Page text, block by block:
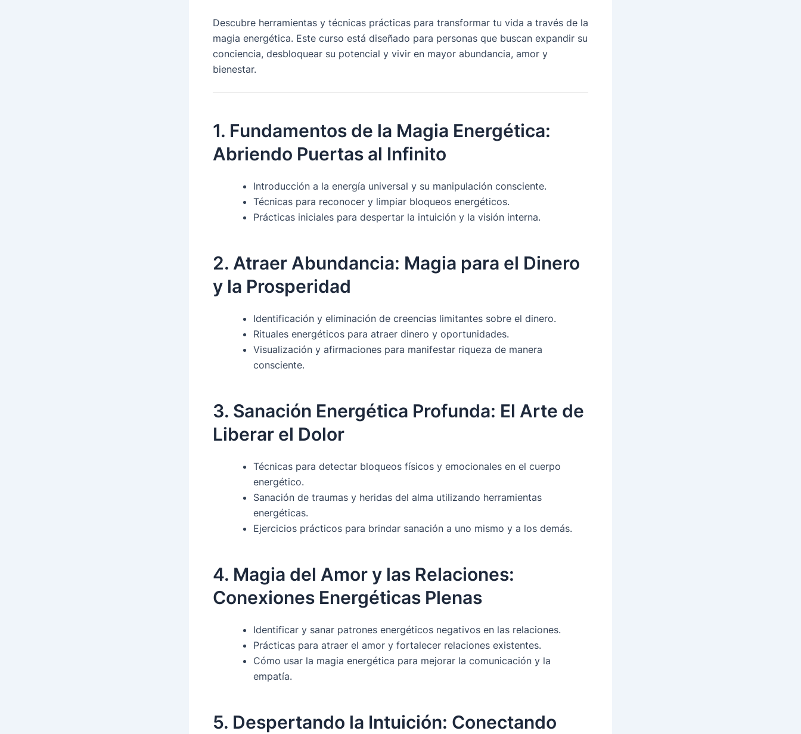
Descubre herramientas y técnicas prácticas para transformar tu vida a través de la
magia energética. Este curso está diseñado para personas que buscan expandir su
conciencia, desbloquear su potencial y vivir en mayor abundancia, amor y
bienestar.
1. Fundamentos de la Magia Energética:
Abriendo Puertas al Infinito
Introducción a la energía universal y su manipulación consciente.
Técnicas para reconocer y limpiar bloqueos energéticos.
Prácticas iniciales para despertar la intuición y la visión interna.
2. Atraer Abundancia: Magia para el Dinero
y la Prosperidad
Identificación y eliminación de creencias limitantes sobre el dinero.
Rituales energéticos para atraer dinero y oportunidades.
Visualización y afirmaciones para manifestar riqueza de manera
consciente.
3. Sanación Energética Profunda: El Arte de
Liberar el Dolor
Técnicas para detectar bloqueos físicos y emocionales en el cuerpo
energético.
Sanación de traumas y heridas del alma utilizando herramientas
energéticas.
Ejercicios prácticos para brindar sanación a uno mismo y a los demás.
4. Magia del Amor y las Relaciones:
Conexiones Energéticas Plenas
Identificar y sanar patrones energéticos negativos en las relaciones.
Prácticas para atraer el amor y fortalecer relaciones existentes.
Cómo usar la magia energética para mejorar la comunicación y la
empatía.
5. Despertando la Intuición: Conectando